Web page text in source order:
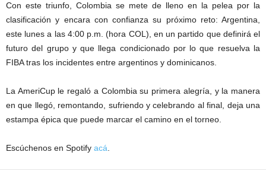
Con este triunfo, Colombia se mete de lleno en la pelea por la
clasificación y encara con confianza su próximo reto: Argentina,
este lunes a las 4:00 p.m. (hora COL), en un partido que definirá el
futuro del grupo y que llega condicionado por lo que resuelva la
FIBA tras los incidentes entre argentinos y dominicanos.
La AmeriCup le regaló a Colombia su primera alegría, y la manera
en que llegó, remontando, sufriendo y celebrando al final, deja una
estampa épica que puede marcar el camino en el torneo.
Escúchenos en Spotify acá.